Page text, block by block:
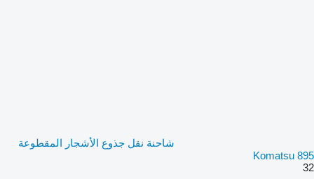
شاحنة نقل جذوع الأشجار المقطوعة
Komatsu 895
32